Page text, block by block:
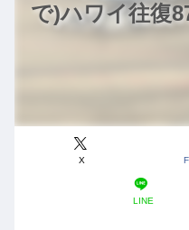
で)ハワイ往復
X
LINE